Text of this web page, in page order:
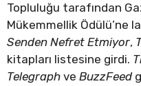
Topluluğu tarafından
Mükemmellik Ödülü’ne
Senden Nefret Etmiyor,
kitapları listesine girdi.
Telegraph ve BuzzFeed